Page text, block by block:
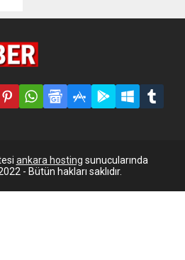
ankara hosting sunucularında
- Bütün hakları saklıdır.